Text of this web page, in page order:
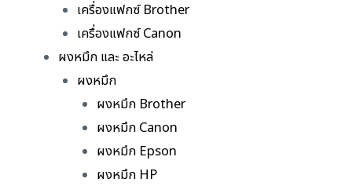
เครื่องแฟกซ์ Brother
เครื่องแฟกซ์ Canon
ผงหมึก และ อะไหล่
ผงหมึก
ผงหมึก Brother
ผงหมึก Canon
ผงหมึก Epson
ผงหมึก HP